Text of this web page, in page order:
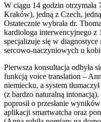
W ciągu 14 godzin otrzymała
Kraków), jedną z Czech,
Ostatecznie wybrała dr.
kardiologa interwencyjnego z
specjalizuje się w
sercowo-naczyniowych u
Pierwsza konsultacja odbyła
funkcją voice translation –
niemiecku, a system
(z bardzo naturalną
poprosił o przesłanie
aplikacji smartwatcha oraz